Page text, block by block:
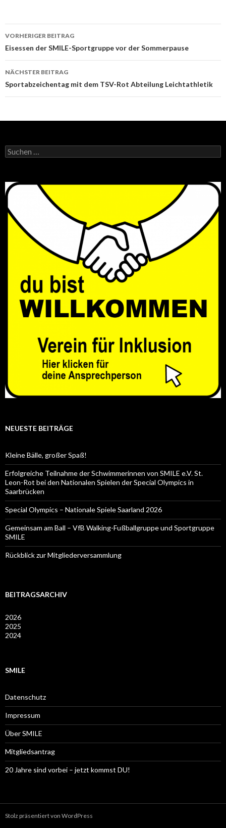
Beitrags-
Navigation
VORHERIGER BEITRAG
Eisessen der SMILE-Sportgruppe vor der Sommerpause
NÄCHSTER BEITRAG
Sportabzeichentag mit dem TSV-Rot Abteilung Leichtathletik
Suchen
nach:
NEUESTE BEITRÄGE
Kleine Bälle, großer Spaß!
Erfolgreiche Teilnahme der Schwimmerinnen von SMILE e.V. St.
Leon-Rot bei den Nationalen Spielen der Special Olympics in
Saarbrücken
Special Olympics – Nationale Spiele Saarland 2026
Gemeinsam am Ball – VfB Walking-Fußballgruppe und Sportgruppe
SMILE
Rückblick zur Mitgliederversammlung
BEITRAGSARCHIV
2026
2025
2024
SMILE
Datenschutz
Impressum
Über SMILE
Mitgliedsantrag
20 Jahre sind vorbei – jetzt kommst DU!
Stolz präsentiert von WordPress